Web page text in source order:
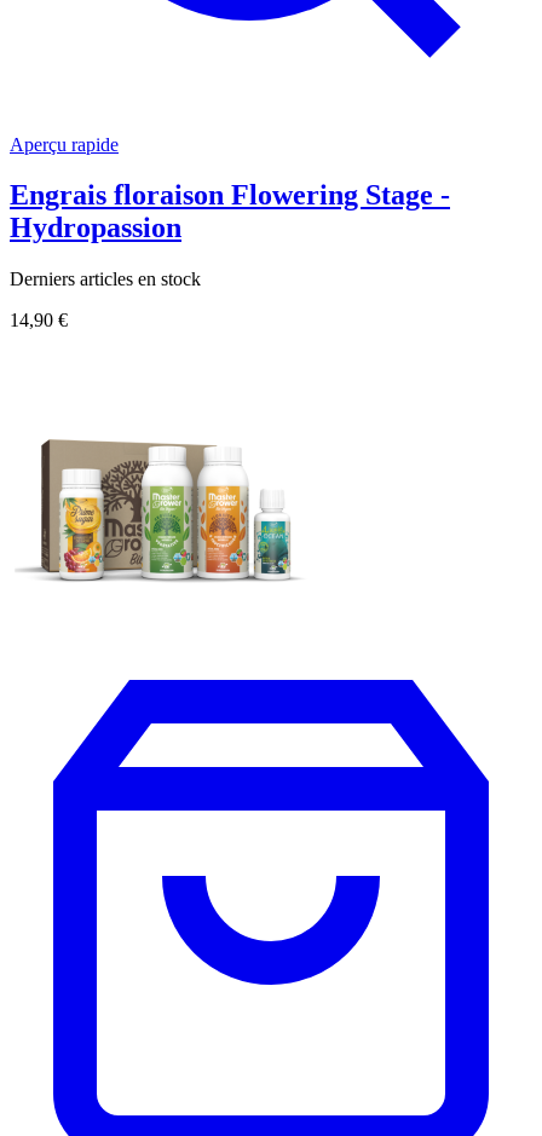
Aperçu rapide
Engrais floraison Flowering Stage -
Hydropassion
Derniers articles en stock
14,90 €